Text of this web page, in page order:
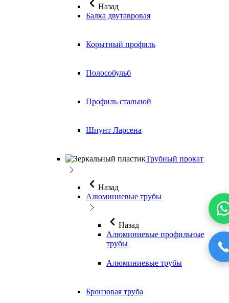
Назад
Балка двутавровая
Корытный профиль
Полособульб
Профиль стальной
Шпунт Ларсена
Трубный прокат
Назад
Алюминиевые трубы
Назад
Алюминиевые профильные
трубы
Алюминиевые трубы
Бронзовая труба